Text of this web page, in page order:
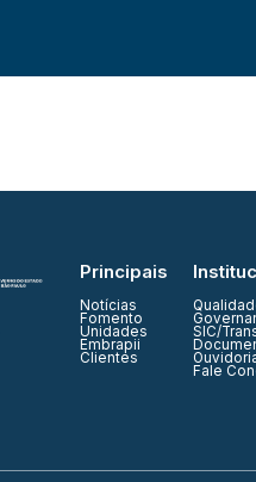
Principais
Notícias
Fomento
Unidades
Embrapii
Clientes
SIC/
Fale